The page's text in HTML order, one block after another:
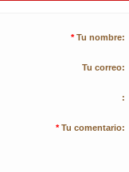
* Tu nombre:
Tu correo:
:
* Tu comentario: